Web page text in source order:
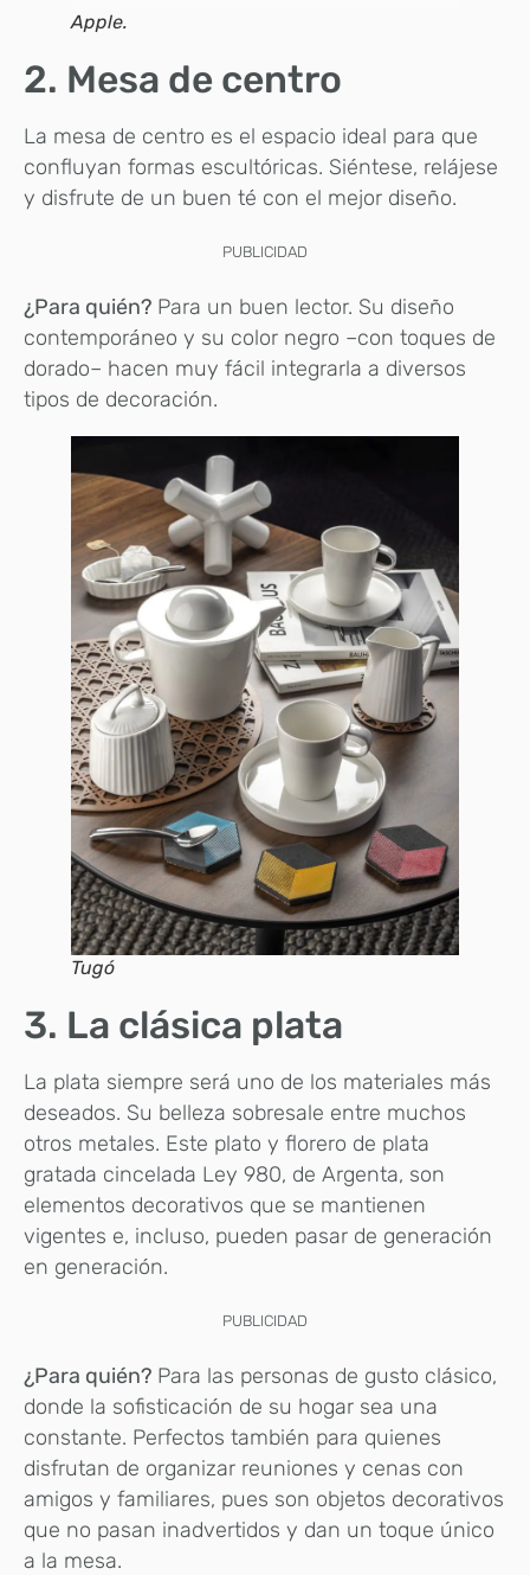
Apple.
2. Mesa de centro
La mesa de centro es el espacio ideal para que
confluyan formas escultóricas. Siéntese, relájese
y disfrute de un buen té con el mejor diseño.
PUBLICIDAD
¿Para quién? Para un buen lector. Su diseño
contemporáneo y su color negro –con toques de
dorado– hacen muy fácil integrarla a diversos
tipos de decoración.
Tugó
3. La clásica plata
La plata siempre será uno de los materiales más
deseados. Su belleza sobresale entre muchos
otros metales. Este plato y florero de plata
gratada cincelada Ley 980, de Argenta, son
elementos decorativos que se mantienen
vigentes e, incluso, pueden pasar de generación
en generación.
PUBLICIDAD
¿Para quién? Para las personas de gusto clásico,
donde la sofisticación de su hogar sea una
constante. Perfectos también para quienes
disfrutan de organizar reuniones y cenas con
amigos y familiares, pues son objetos decorativos
que no pasan inadvertidos y dan un toque único
a la mesa.